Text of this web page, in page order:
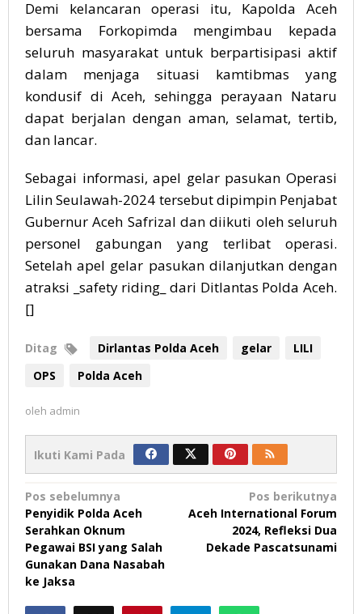
Demi kelancaran operasi itu, Kapolda Aceh
bersama Forkopimda mengimbau kepada
seluruh masyarakat untuk berpartisipasi aktif
dalam menjaga situasi kamtibmas yang
kondusif di Aceh, sehingga perayaan Nataru
dapat berjalan dengan aman, selamat, tertib,
dan lancar.
Sebagai informasi, apel gelar pasukan Operasi
Lilin Seulawah-2024 tersebut dipimpin Penjabat
Gubernur Aceh Safrizal dan diikuti oleh seluruh
personel gabungan yang terlibat operasi.
Setelah apel gelar pasukan dilanjutkan dengan
atraksi _safety riding_ dari Ditlantas Polda Aceh.
[]
Ditag Dirlantas Polda Aceh gelar
LILI
OPS
Polda Aceh
oleh admin
Ikuti Kami Pada
Navigasi
pos
Pos sebelumnya
Penyidik Polda Aceh
Serahkan Oknum
Pegawai BSI yang Salah
Gunakan Dana Nasabah
ke Jaksa
Pos berikutnya
Aceh International Forum
2024, Refleksi Dua
Dekade Pascatsunami